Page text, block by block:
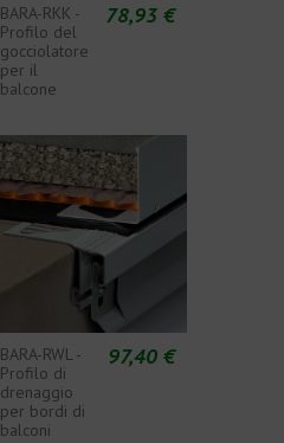
BARA-RKK -
Profilo del
gocciolatore
per il
balcone
78,93 €
BARA-RWL -
Profilo di
drenaggio
per bordi di
balconi
97,40 €